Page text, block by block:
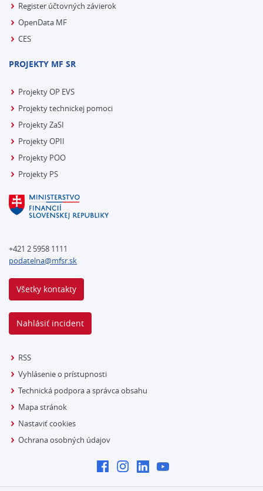
Register účtovných závierok
OpenData MF
CES
PROJEKTY MF SR
Projekty OP EVS
Projekty technickej pomoci
Projekty ZaSI
Projekty OPII
Projekty POO
Projekty PS
+421 2 5958 1111
podatelna@mfsr.sk
Všetky kontakty
Nahlásiť incident
RSS
Vyhlásenie o prístupnosti
Technická podpora a správca obsahu
Mapa stránok
Nastaviť cookies
Ochrana osobných údajov